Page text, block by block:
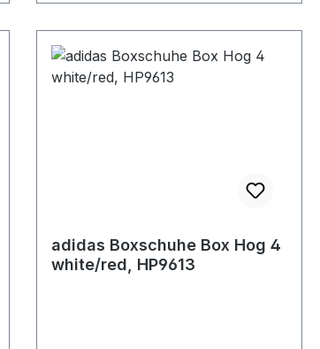
adidas Boxschuhe Box Hog 4
white/red, HP9613